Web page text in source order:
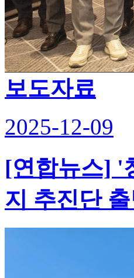
보도자료
2025-12-09
[연합뉴스] '
지 추진단 출